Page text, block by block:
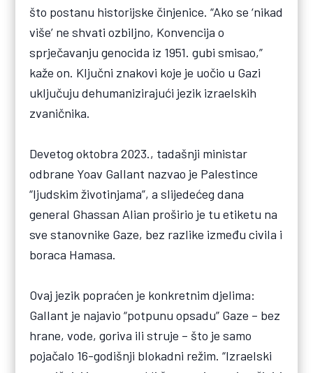
što postanu historijske činjenice. “Ako se ‘nikad
više’ ne shvati ozbiljno, Konvencija o
sprječavanju genocida iz 1951. gubi smisao,”
kaže on. Ključni znakovi koje je uočio u Gazi
uključuju dehumanizirajući jezik izraelskih
zvaničnika.
Devetog oktobra 2023., tadašnji ministar
odbrane Yoav Gallant nazvao je Palestince
“ljudskim životinjama”, a slijedećeg dana
general Ghassan Alian proširio je tu etiketu na
sve stanovnike Gaze, bez razlike između civila i
boraca Hamasa.
Ovaj jezik popraćen je konkretnim djelima:
Gallant je najavio “potpunu opsadu” Gaze – bez
hrane, vode, goriva ili struje – što je samo
pojačalo 16-godišnji blokadni režim. “Izraelski